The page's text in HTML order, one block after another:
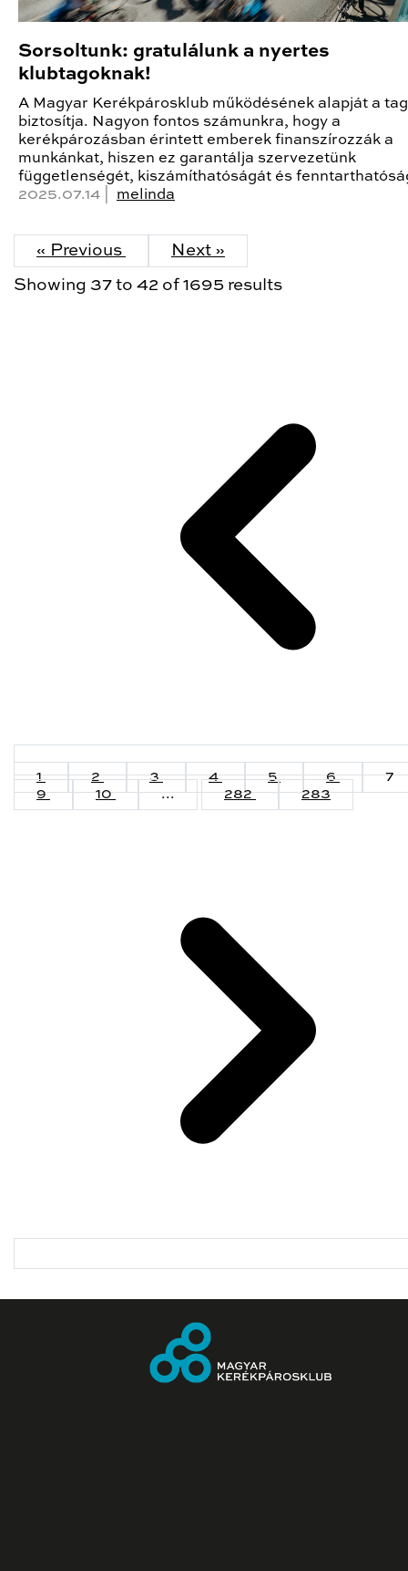
Sorsoltunk: gratulálunk a nyertes
klubtagoknak!
A Magyar Kerékpárosklub működésének alapját a
biztosítja. Nagyon fontos számunkra, hogy a
kerékpározásban érintett emberek finanszírozzák a
munkánkat, hiszen ez garantálja szervezetünk
függetlenségét, kiszámíthatóságát és
2025.07.14 | melinda
« Previous Next »
Showing 37 to 42 of 1695 results
1 2 3 4 5 6
7
9
10 ... 282 283